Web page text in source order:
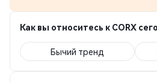
Как вы относитесь к CORX
Бычий тренд